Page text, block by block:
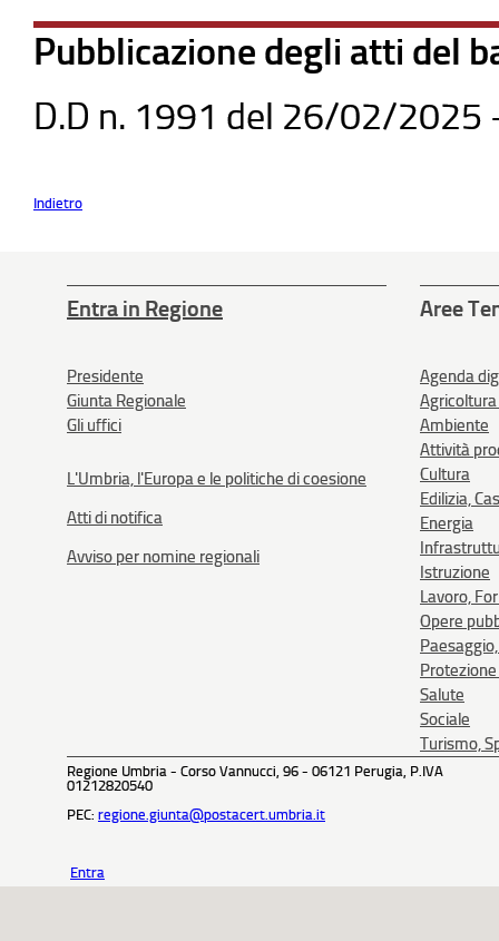
Pubblicazione degli atti del
D.D n. 1991 del 26/02/2025
Indietro
Entra in Regione
Presidente
Giunta Regionale
Gli uffici
L'Umbria, l'Europa e le politiche di coesione
Atti di notifica
Avviso per nomine regionali
Aree
Agenda
Ambiente
Attività
Cultura
Edilizia,
Energia
Istruzione
Lavoro,
Opere
Protezione
Salute
Sociale
Turismo,
Regione Umbria - Corso Vannucci, 96 - 06121 Perugia, P.IVA
01212820540
PEC: regione.giunta@postacert.umbria.it
Entra